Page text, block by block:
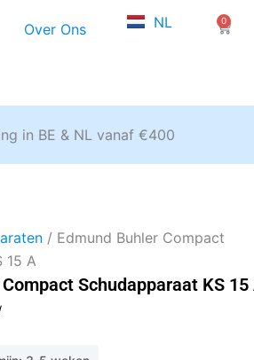
Over Ons NL
EN
0
in BE & NL vanaf €400
/ Edmund Buhler Compact
15 A
Schudapparaat KS 15